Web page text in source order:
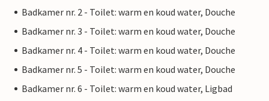
Badkamer nr. 2 - Toilet: warm en koud water, Douche
Badkamer nr. 3 - Toilet: warm en koud water, Douche
Badkamer nr. 4 - Toilet: warm en koud water, Douche
Badkamer nr. 5 - Toilet: warm en koud water, Douche
Badkamer nr. 6 - Toilet: warm en koud water, Ligbad